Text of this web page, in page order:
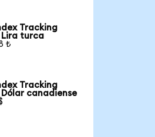
Tracking
Lira turca
₺
Tracking
canadiense